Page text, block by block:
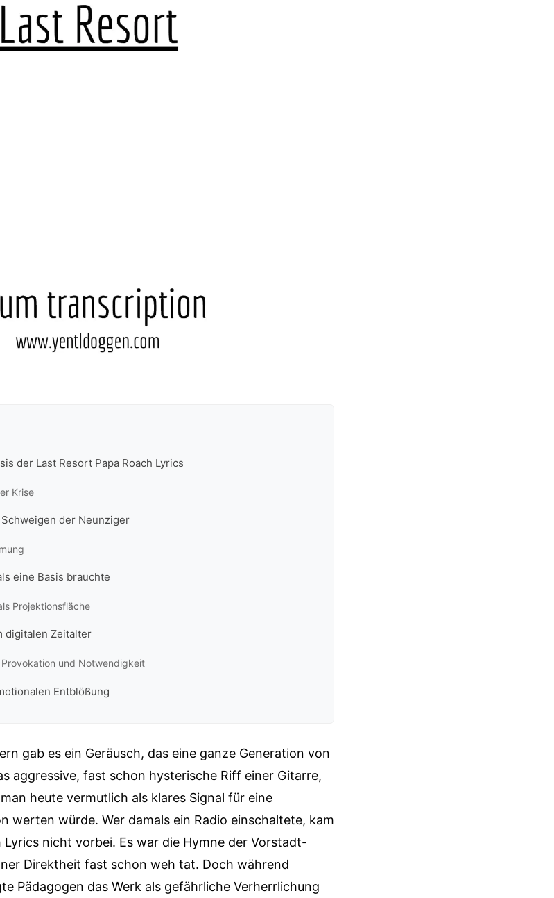
der Last Resort Papa Roach Lyrics
Krise
der Neunziger
eine Basis brauchte
Projektionsfläche
digitalen Zeitalter
und Notwendigkeit
Entblößung
gab es ein Geräusch, das eine ganze Generation von
aggressive, fast schon hysterische Riff einer Gitarre,
heute vermutlich als klares Signal für eine
werten würde. Wer damals ein Radio einschaltete, kam
Lyrics nicht vorbei. Es war die Hymne der Vorstadt-
Direktheit fast schon weh tat. Doch während
Pädagogen das Werk als gefährliche Verherrlichung